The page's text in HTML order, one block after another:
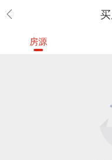
房源